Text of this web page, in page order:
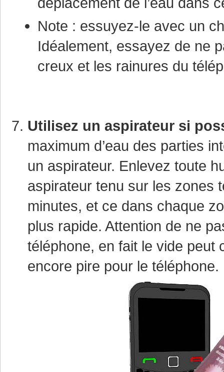
Note : essuyez-le avec un
Idéalement, essayez de ne
creux et les rainures du
Utilisez un aspirateur si
maximum d’eau des parties
un aspirateur. Enlevez toute
aspirateur tenu sur les zones
minutes, et ce dans chaque
plus rapide. Attention de ne
téléphone, en fait le vide peut
encore pire pour le téléphone.